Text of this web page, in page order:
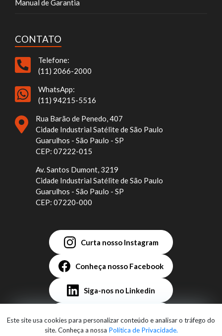
Este site usa cookies para personalizar conteúdo e analisar o tráfego do
site. Conheça a nossa Política de Privacidade.
Manual de Garantia
CONTATO
Telefone:
(11) 2066-2000
WhatsApp:
(11) 94215-5516
Rua Barão de Penedo, 407
Cidade Industrial Satélite de São Paulo
Guarulhos - São Paulo - SP
CEP: 07222-015
Av. Santos Dumont, 3219
Cidade Industrial Satélite de São Paulo
Guarulhos - São Paulo - SP
CEP: 07220-000
Curta nosso Instagram
Conheça nosso Facebook
Siga-nos no Linkedin